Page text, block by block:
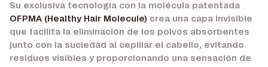
Su exclusiva tecnología con la molécula patentada
OFPMA (Healthy Hair Molecule) crea una capa invisible
que facilita la eliminación de los polvos absorbentes
junto con la suciedad al cepillar el cabello, evitando
residuos visibles y proporcionando una sensación de